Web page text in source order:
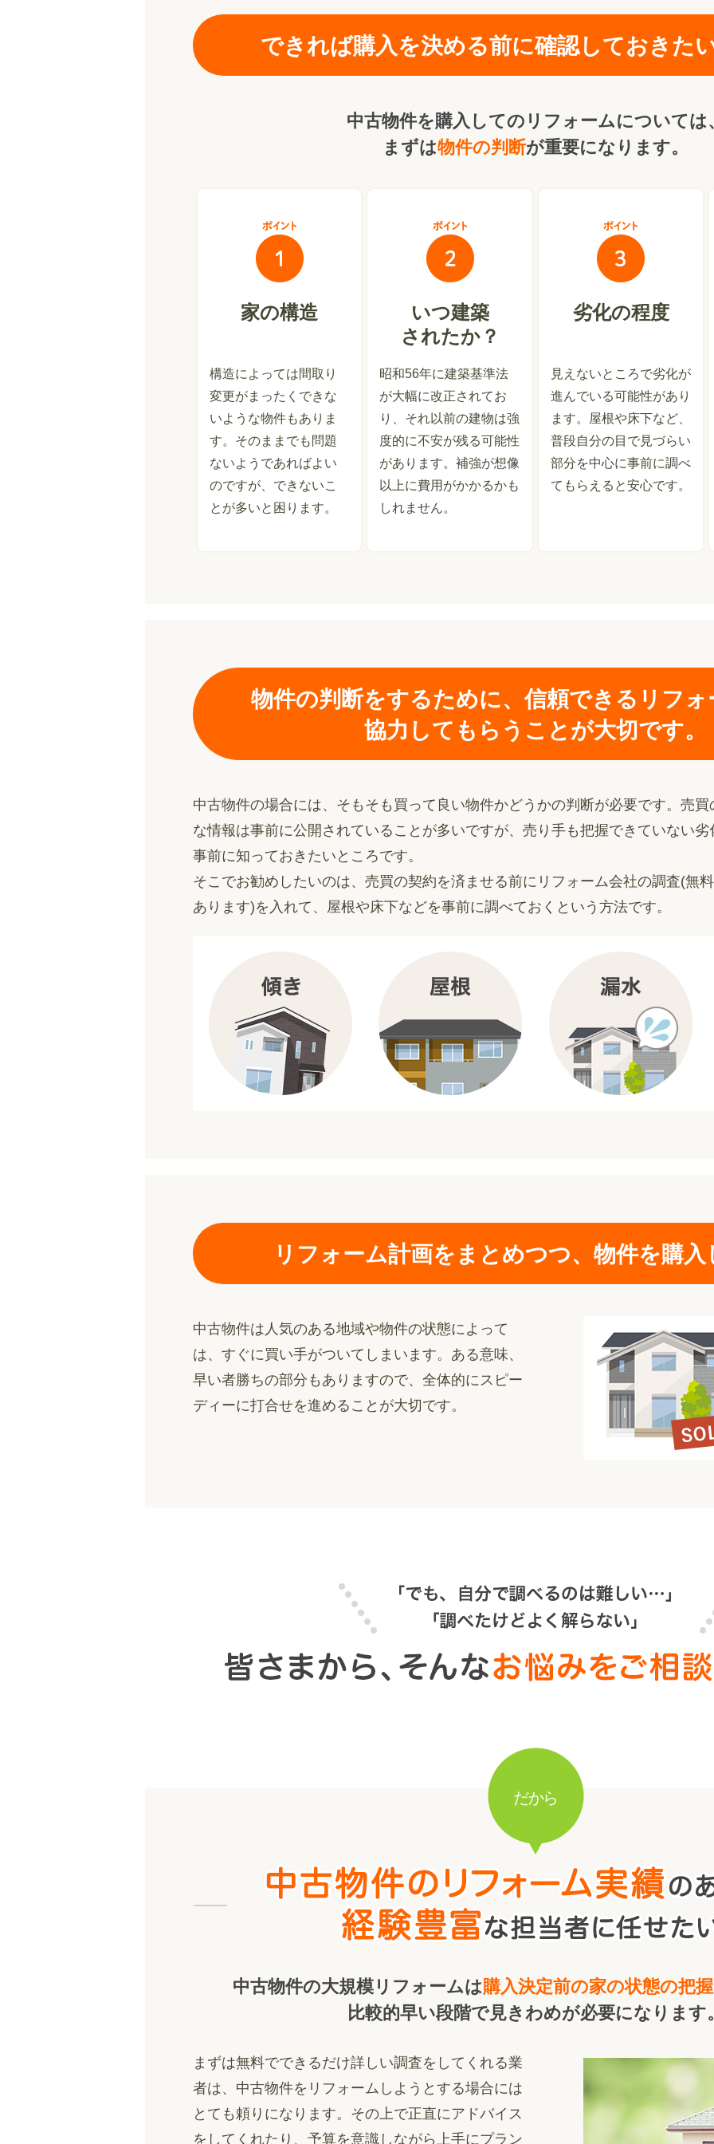
できれば購入を決める前に確認しておきた
中古物件を購入してのリフォームについては
まずは物件の判断が重要になります。
家の構造
構造によっては間取り
変更がまったくできな
いような物件もありま
す。そのままでも問題
ないようであればよい
のですが、できないこ
とが多いと困ります。
いつ建築
されたか？
昭和56年に建築基準法
が大幅に改正されてお
り、それ以前の建物は強
度的に不安が残る可能性
があります。補強が想像
以上に費用がかかるかも
しれません。
劣化の程度
見えないところで劣化が
進んでいる可能性があり
ます。屋根や床下など、
普段自分の目で見づらい
部分を中心に事前に調べ
てもらえると安心です。
物件の判断をするために、信頼できるリフォ
協力してもらうことが大切です。
中古物件の場合には、そもそも買って良い物件かどうかの判断が必要です。売
な情報は事前に公開されていることが多いですが、売り手も把握できていない
事前に知っておきたいところです。
そこでお勧めしたいのは、売買の契約を済ませる前にリフォーム会社の調査(無
あります)を入れて、屋根や床下などを事前に調べておくという方法です。
リフォーム計画をまとめつつ、物件を購入
中古物件は人気のある地域や物件の状態によって
は、すぐに買い手がついてしまいます。ある意味、
早い者勝ちの部分もありますので、全体的にスピー
ディーに打合せを進めることが大切です。
だから
中古物件の大規模リフォームは購入決定前の家の状態の把握
比較的早い段階で見きわめが必要になります
まずは無料でできるだけ詳しい調査をしてくれる業
者は、中古物件をリフォームしようとする場合には
とても頼りになります。その上で正直にアドバイス
をしてくれたり、予算を意識しながら上手にプラン